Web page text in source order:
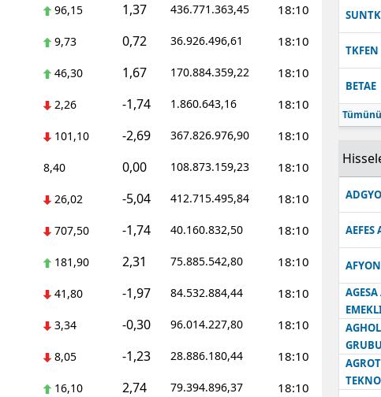
96,15 1,37 436.771.363,45 18:10
9,73 0,72 36.926.496,61 18:10
46,30 1,67 170.884.359,22 18:10
2,26 -1,74 1.860.643,16 18:10
101,10 -2,69 367.826.976,90 18:10
8,40 0,00 108.873.159,23 18:10
26,02 -5,04 412.715.495,84 18:10
707,50 -1,74 40.160.832,50 18:10
181,90 2,31 75.885.542,80 18:10
41,80 -1,97 84.532.884,44 18:10
3,34 -0,30 96.014.227,80 18:10
8,05 -1,23 28.886.180,44 18:10
16,10 2,74 79.394.896,37 18:10
SUNTK
TKFEN
BETAE
AEFES
AGESA